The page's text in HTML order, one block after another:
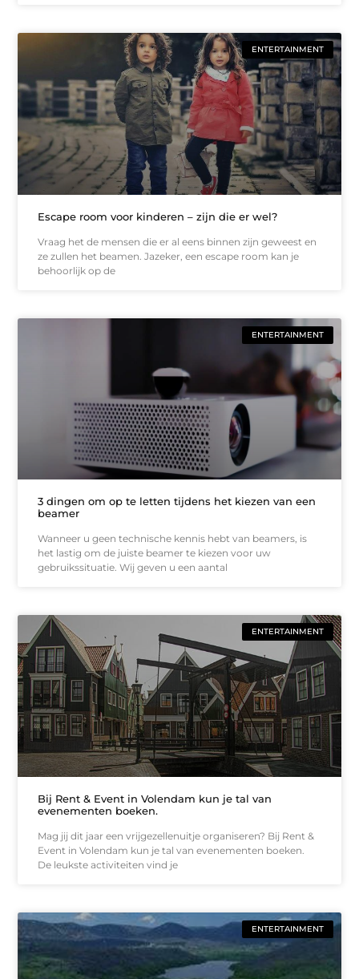
ENTERTAINMENT
Escape room voor kinderen – zijn die er wel?
Vraag het de mensen die er al eens binnen zijn geweest en
ze zullen het beamen. Jazeker, een escape room kan je
behoorlijk op de
ENTERTAINMENT
3 dingen om op te letten tijdens het kiezen van een
beamer
Wanneer u geen technische kennis hebt van beamers, is
het lastig om de juiste beamer te kiezen voor uw
gebruikssituatie. Wij geven u een aantal
ENTERTAINMENT
Bij Rent & Event in Volendam kun je tal van
evenementen boeken.
Mag jij dit jaar een vrijgezellenuitje organiseren? Bij Rent &
Event in Volendam kun je tal van evenementen boeken.
De leukste activiteiten vind je
ENTERTAINMENT